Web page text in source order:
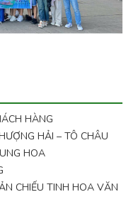
HÀNG
HẢI – TÔ CHÂU
HOA
CHIẾU TINH HOA VĂN